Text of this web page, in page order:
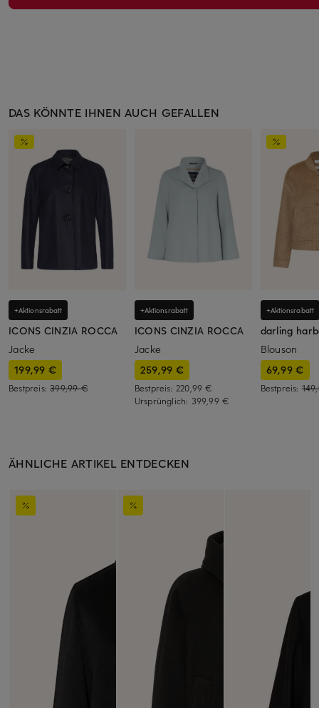
DAS KÖNNTE IHNEN AUCH GEFALLEN
+Aktionsrabatt
ICONS CINZIA ROCCA
Jacke
199,99 €
Bestpreis:399,99 €
+Aktionsrabatt
ICONS CINZIA ROCCA
Jacke
259,99 €
Bestpreis: 220,99 €
Ursprünglich: 399,99 €
+Aktionsrabatt
darling
Blouson
69,99 €
Bestpreis:
ÄHNLICHE ARTIKEL ENTDECKEN